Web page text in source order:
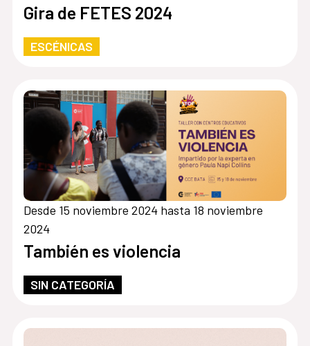
Gira de FETES 2024
ESCÉNICAS
Desde 15 noviembre 2024 hasta 18 noviembre
2024
También es violencia
SIN CATEGORÍA